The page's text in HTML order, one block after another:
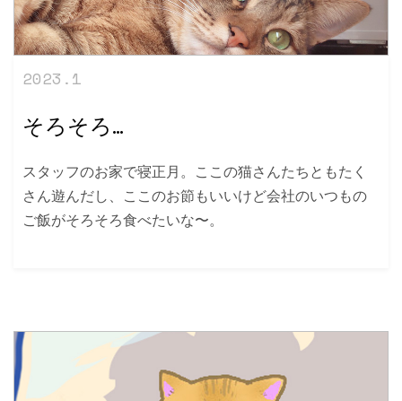
2023.1
そろそろ…
スタッフのお家で寝正月。ここの猫さんたちともたく
さん遊んだし、ここのお節もいいけど会社のいつもの
ご飯がそろそろ食べたいな〜。